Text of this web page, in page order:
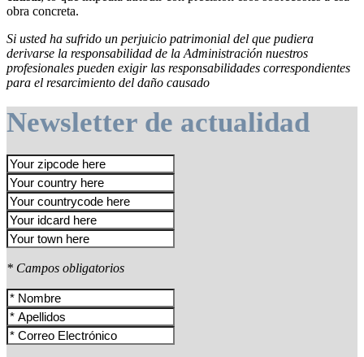
obra concreta.
Si usted ha sufrido un perjuicio patrimonial del que pudiera
derivarse la responsabilidad de la Administración nuestros
profesionales pueden exigir las responsabilidades correspondientes
para el resarcimiento del daño causado
Newsletter de actualidad
* Campos obligatorios